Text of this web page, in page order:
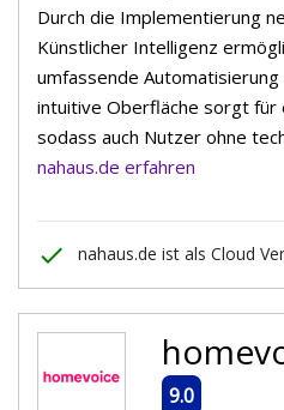
Durch die Implementierung
Künstlicher Intelligenz
umfassende
intuitive Oberfläche sorgt für
sodass auch Nutzer ohne
nahaus.de erfahren
done nahaus.de ist als Cloud
9.0